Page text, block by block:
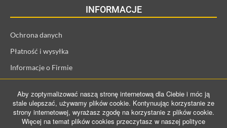
INFORMACJE
Ochrona danych
Płatność i wysyłka
Informacje o Firmie
Prawo odstąpienia od umowy
Aby zoptymalizować naszą stronę internetową dla Ciebie i móc ją
stale ulepszać, używamy plików cookie. Kontynuując korzystanie ze
strony internetowej, wyrażasz zgodę na korzystanie z plików cookie.
Więcej na temat plików cookies przeczytasz w naszej polityce